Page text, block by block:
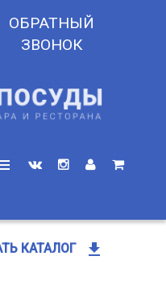
ОБРАТНЫЙ
ЗВОНОК
КАТАЛОГ get_app